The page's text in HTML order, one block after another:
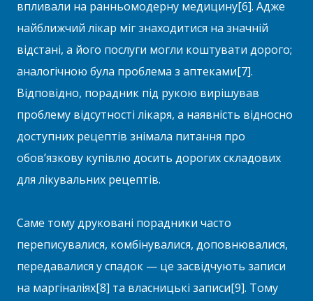
впливали на ранньомодерну медицину[6]. Адже
найближчий лікар міг знаходитися на значній
відстані, а його послуги могли коштувати дорого;
аналогічною була проблема з аптеками[7].
Відповідно, порадник під рукою вирішував
проблему відсутності лікаря, а наявність відносно
доступних рецептів знімала питання про
обов’язкову купівлю досить дорогих складових
для лікувальних рецептів.
Саме тому друковані порадники часто
переписувалися, комбінувалися, доповнювалися,
передавалися у спадок — це засвідчують записи
на маргіналіях[8] та власницькі записи[9]. Тому